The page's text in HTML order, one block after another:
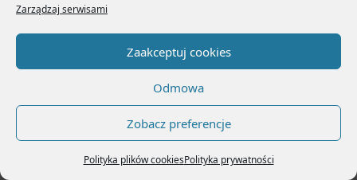
Zarządzaj serwisami
Zaakceptuj cookies
Odmowa
Zobacz preferencje
Polityka plików cookiesPolityka prywatności
Przewodnicy po Słowacji
Czas czytania:< 1min.